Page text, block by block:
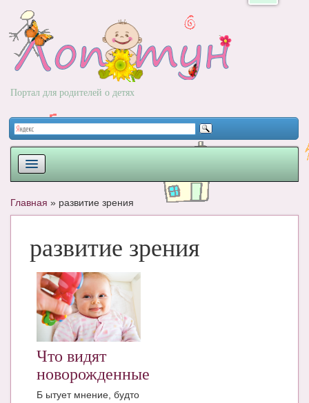
Портал для родителей о детях
НОВОРОЖДЕННЫЙ
РАЗВИТИЕ
ВОПРОС-ОТВЕТ
КНИГИ
Рекомендовано
Главная » развитие зрения
развитие зрения
Что видят
новорожденные
Б ытует мнение, будто